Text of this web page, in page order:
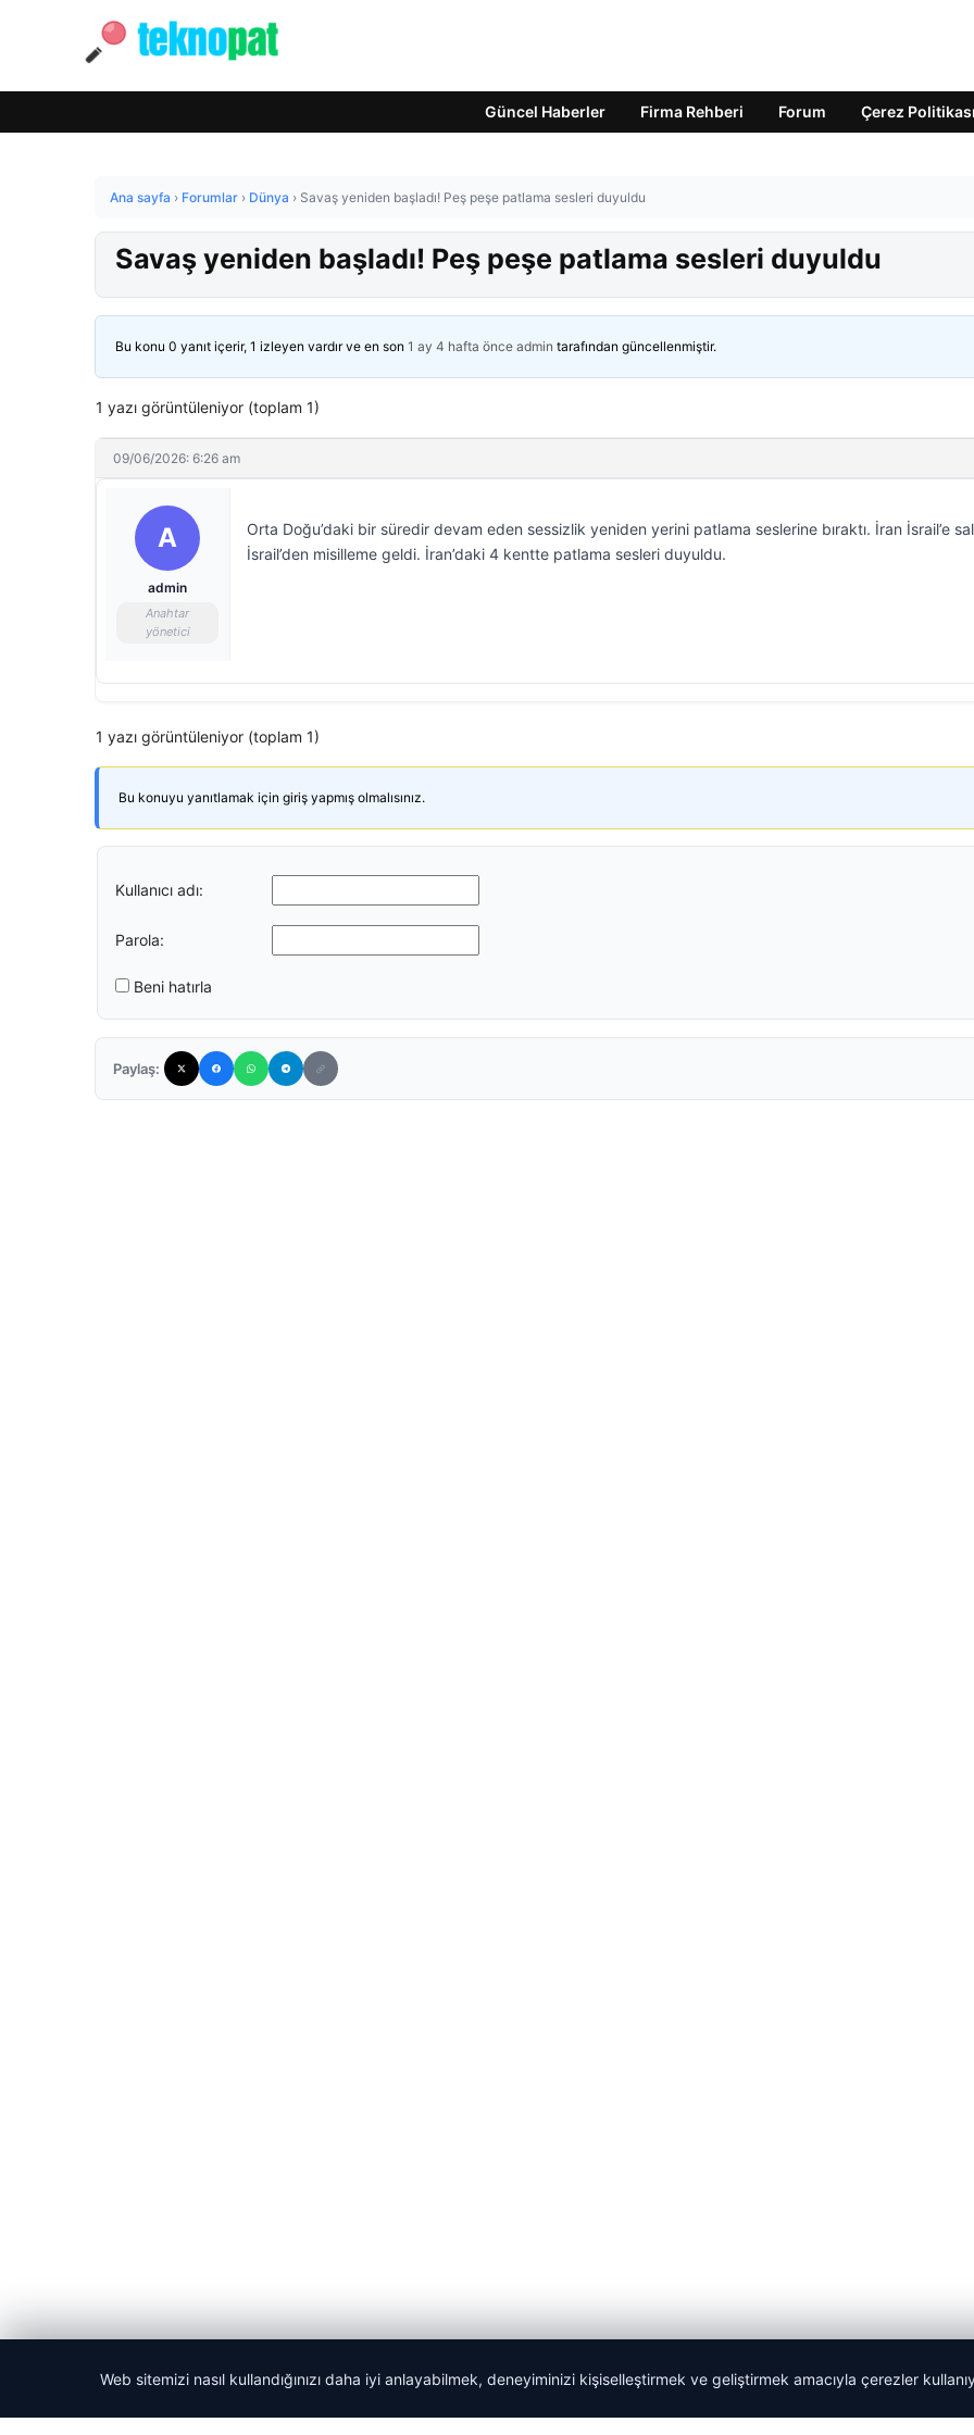
Güncel Haberler Firma Rehberi Forum Çerez Politikası
Ana sayfa › Forumlar › Dünya › Savaş yeniden başladı! Peş peşe patlama sesleri duyuldu
Savaş yeniden başladı! Peş peşe patlama sesleri duyuldu
Bu konu 0 yanıt içerir, 1 izleyen vardır ve en son 1 ay 4 hafta önce admin tarafından güncellenmiştir.
1 yazı görüntüleniyor (toplam 1)
09/06/2026: 6:26 am
A
admin
Anahtar
yönetici
Orta Doğu’daki bir süredir devam eden sessizlik yeniden yerini patlama seslerine bıraktı. İran İsrail’e
İsrail’den misilleme geldi. İran’daki 4 kentte patlama sesleri duyuldu.
1 yazı görüntüleniyor (toplam 1)
Bu konuyu yanıtlamak için giriş yapmış olmalısınız.
Kullanıcı adı:
Parola:
Beni hatırla
Paylaş:
Web sitemizi nasıl kullandığınızı daha iyi anlayabilmek, deneyiminizi kişiselleştirmek ve geliştirmek amacıyla çerezler